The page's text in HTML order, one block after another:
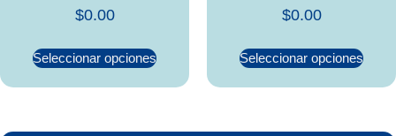
$0.00
Seleccionar opciones
$0.00
Seleccionar opciones